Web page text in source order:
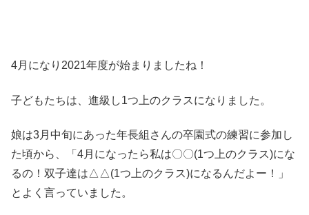
4月になり2021年度が始まりましたね！
子どもたちは、進級し1つ上のクラスになりました。
娘は3月中旬にあった年長組さんの卒園式の練習に参加し
た頃から、「4月になったら私は〇〇(1つ上のクラス)にな
るの！双子達は△△(1つ上のクラス)になるんだよー！」
とよく言っていました。